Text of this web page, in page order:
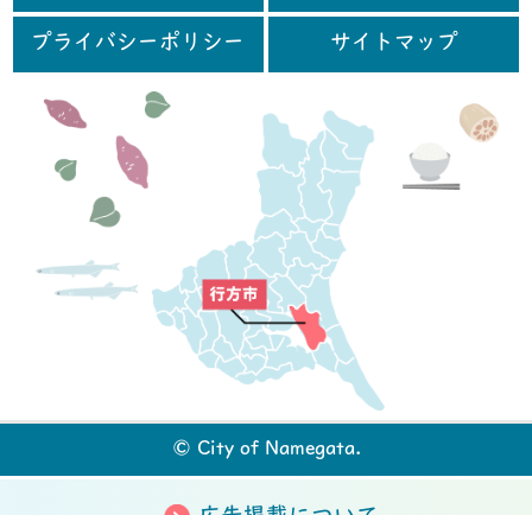
プライバシーポリシー サイトマップ
© City of Namegata.